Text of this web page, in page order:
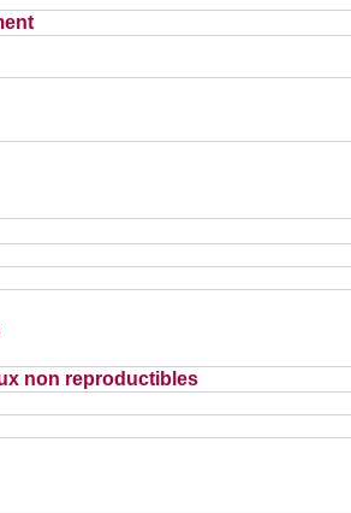
non reproductibles